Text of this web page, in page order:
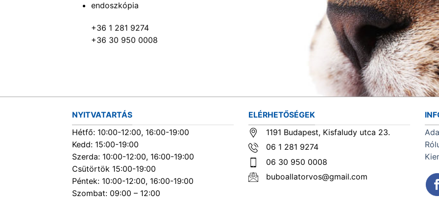
endoszkópia
+36 1 281 9274
+36 30 950 0008
NYITVATARTÁS
Hétfő: 10:00-12:00, 16:00-19:00
Kedd: 15:00-19:00
Szerda: 10:00-12:00, 16:00-19:00
Csütörtök 15:00-19:00
Péntek: 10:00-12:00, 16:00-19:00
Szombat: 09:00 – 12:00
ELÉRHETŐSÉGEK
1191 Budapest, Kisfaludy utca 23.
06 1 281 9274
06 30 950 0008
buboallatorvos@gmail.com